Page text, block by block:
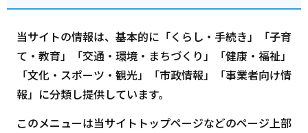
当サイトの情報は、基本的に「くらし・手続き」「子育
て・教育」「交通・環境・まちづくり」「健康・福祉」
「文化・スポーツ・観光」「市政情報」「事業者向け情
報」に分類し提供しています。
このメニューは当サイトトップページなどのページ上部